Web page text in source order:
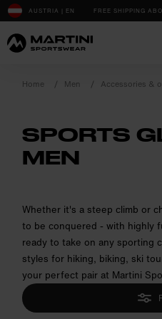
sr.Table Of Content
AUSTRIA | EN FREE SHIPPING
Home Men Accessories &
SPORTS
MEN
Whether it's a steep climb or
to be conquered - with highly
ready to take on any sporting
styles for hiking, biking, ski
your perfect pair at Martini